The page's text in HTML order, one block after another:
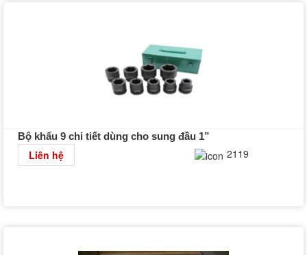
Bộ khẩu 9 chi tiết dùng cho sung đầu 1”
Liên hệ 2119